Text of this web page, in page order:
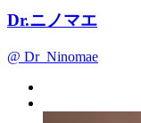
Dr.ニノマエ
@ Dr_Ninomae